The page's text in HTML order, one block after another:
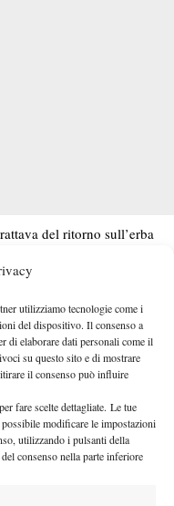
utilizziamo tecnologie come i
del dispositivo. Il consenso a
di elaborare dati personali come il
su questo sito e di mostrare
il consenso può influire
fare scelte dettagliate. Le tue
modificare le impostazioni
utilizzando i pulsanti della
consenso nella parte inferiore
del ritorno sull’erba
a rimanere a lungo
A inizio 2026, l’ex
Aleksandar Kovacevical
rinunciare agli
vittoria in una partita
McDonald al primo
.
il giapponeseSho
Quentin Halys.